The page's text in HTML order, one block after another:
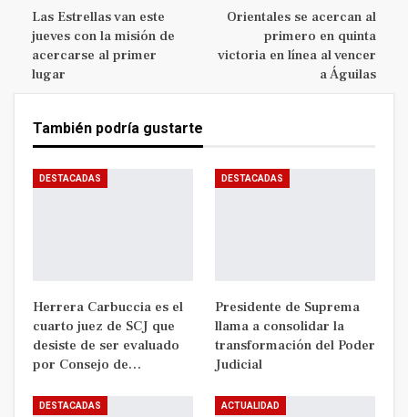
Las Estrellas van este
jueves con la misión de
acercarse al primer
lugar
Orientales se acercan al
primero en quinta
victoria en línea al vencer
a Águilas
También podría gustarte
DESTACADAS
Herrera Carbuccia es el
cuarto juez de SCJ que
desiste de ser evaluado
por Consejo de…
DESTACADAS
Presidente de Suprema
llama a consolidar la
transformación del Poder
Judicial
DESTACADAS ACTUALIDAD